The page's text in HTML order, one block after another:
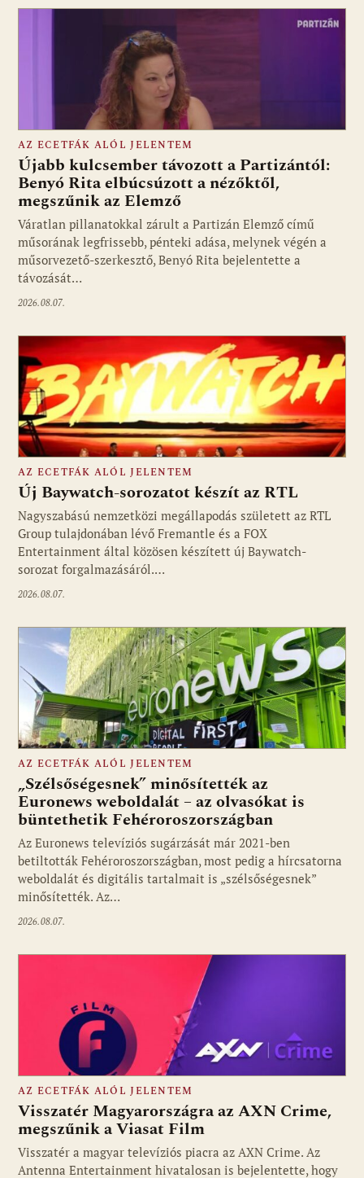
Fotó: media1.hu
AZ ECETFÁK ALÓL JELENTEM
Újabb kulcsember távozott a Partizántól:
Benyó Rita elbúcsúzott a nézőktől,
megszűnik az Elemző
Váratlan pillanatokkal zárult a Partizán Elemző című
műsorának legfrissebb, pénteki adása, melynek végén a
műsorvezető-szerkesztő, Benyó Rita bejelentette a
távozását…
2026.08.07.
Fotó: media1.hu
AZ ECETFÁK ALÓL JELENTEM
Új Baywatch-sorozatot készít az RTL
Nagyszabású nemzetközi megállapodás született az RTL
Group tulajdonában lévő Fremantle és a FOX
Entertainment által közösen készített új Baywatch-
sorozat forgalmazásáról.…
2026.08.07.
Fotó: media1.hu
AZ ECETFÁK ALÓL JELENTEM
„Szélsőségesnek” minősítették az
Euronews weboldalát – az olvasókat is
büntethetik Fehéroroszországban
Az Euronews televíziós sugárzását már 2021-ben
betiltották Fehéroroszországban, most pedig a hírcsatorna
weboldalát és digitális tartalmait is „szélsőségesnek”
minősítették. Az…
2026.08.07.
Fotó: media1.hu
AZ ECETFÁK ALÓL JELENTEM
Visszatér Magyarországra az AXN Crime,
megszűnik a Viasat Film
Visszatér a magyar televíziós piacra az AXN Crime. Az
Antenna Entertainment hivatalosan is bejelentette, hogy